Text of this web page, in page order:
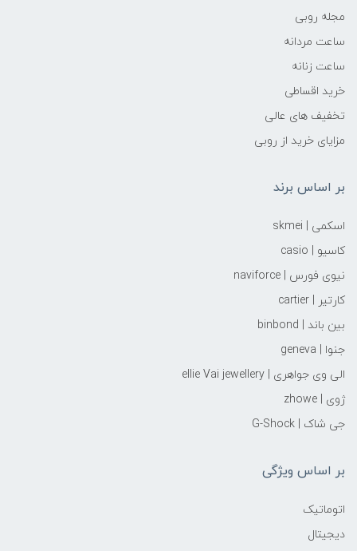
مجله روبی
ساعت مردانه
ساعت زنانه
خرید اقساطی
تخفیف های عالی
مزایای خرید از روبی
بر اساس برند
اسکمی | skmei
کاسیو | casio
نیوی فورس | naviforce
کارتیر | cartier
بین باند | binbond
جنوا | geneva
الی وی جواهری | ellie Vai‌ jewellery
ژوی | zhowe
جی شاک | G-Shock
بر اساس ویژگی
اتوماتیک
دیجیتال